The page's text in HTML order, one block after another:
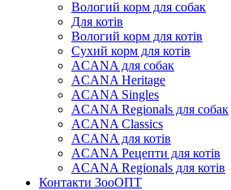
Вологий корм для собак
Для котів
Вологий корм для котів
Сухий корм для котів
ACANA для собак
ACANA Heritage
ACANA Singles
ACANA Regionals для собак
ACANA Classics
ACANA для котів
ACANA Рецепти для котів
ACANA Regionals для котів
Контакти ЗооОПТ